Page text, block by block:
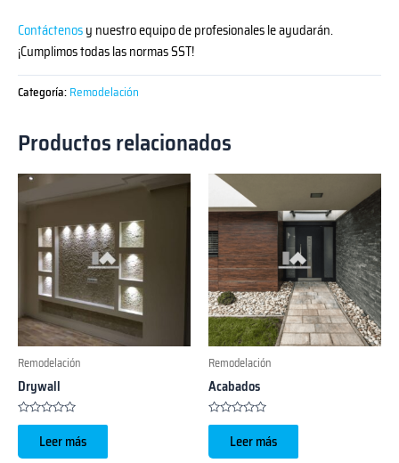
Contáctenosy nuestro equipo de profesionales le ayudarán.
¡Cumplimos todas las normas SST!
Categoría:Remodelación
Productos relacionados
Remodelación
Drywall
Valorado
de
Leer más
Remodelación
Acabados
Valorado
de
Leer más